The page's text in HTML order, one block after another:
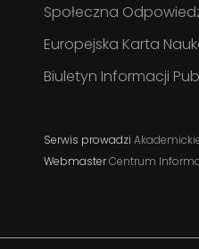
Społeczna
Europejska Karta
Biuletyn Informacji
Serwis prowadzi
WebmasterCentrum